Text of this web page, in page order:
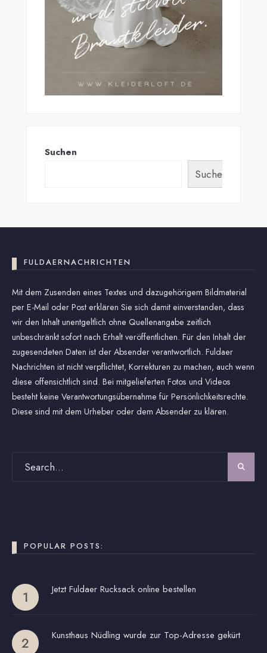
Suchen
Suchen
FULDAERNACHRICHTEN
Mit dem Zusenden eines Textes und dazugehörigem Bildmaterial
per E-Mail oder Post erklären Sie sich damit einverstanden, dass
wir den Inhalt unentgeltlich ohne Quellenangabe zeitlich
unbeschränkt sofort nach Erhalt veröffentlichen. Für den Inhalt der
zugesendeten Daten ist der Absender verantwortlich. Fuldaer
Nachrichten ist nicht verpflichtet, Korrekturen zu machen, auch wenn
diese offensichtlich sind. Bei mitgelieferten Fotos und Videos
besteht keine Verantwortungsübernahme für Persönlichkeitsrechte.
Diese sind mit dem Urheber oder dem Absender zu klären.
POPULAR POSTS:
Jetzt Fuldaer Rucksack online bestellen
Kunsthaus Nüdling wurde zur Top-Adresse gekürt